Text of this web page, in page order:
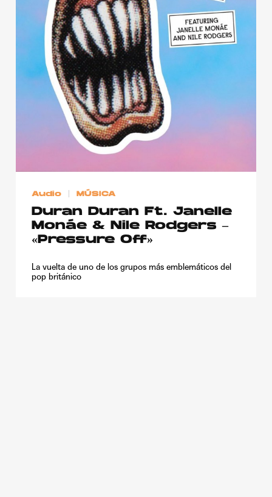
Home
Cover Story
Publicidad
Contacto
Aviso Legal
© 2015-2022 UMOMAG. PROPIEDAD DE UMO agency. TODOS LOS
DERECHOS RESERVADOS.
Audio MÚSICA
Duran Duran Ft. Janelle
Monáe & Nile Rodgers –
«Pressure Off»
La vuelta de uno de los grupos más emblemáticos del
pop británico